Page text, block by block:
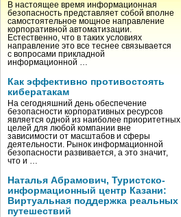
В настоящее время информационная
безопасность представляет собой вполне
самостоятельное мощное направление
корпоративной автоматизации.
Естественно, что в таких условиях
направление это все теснее связывается
с вопросами прикладной
информационной …
Как эффективно противостоять
кибератакам
На сегодняшний день обеспечение
безопасности корпоративных ресурсов
является одной из наиболее приоритетных
целей для любой компании вне
зависимости от масштабов и сферы
деятельности. Рынок информационной
безопасности развивается, а это значит,
что и …
Наталья Абрамович, Туристско-
информационный центр Казани:
Виртуальная поддержка реальных
путешествий